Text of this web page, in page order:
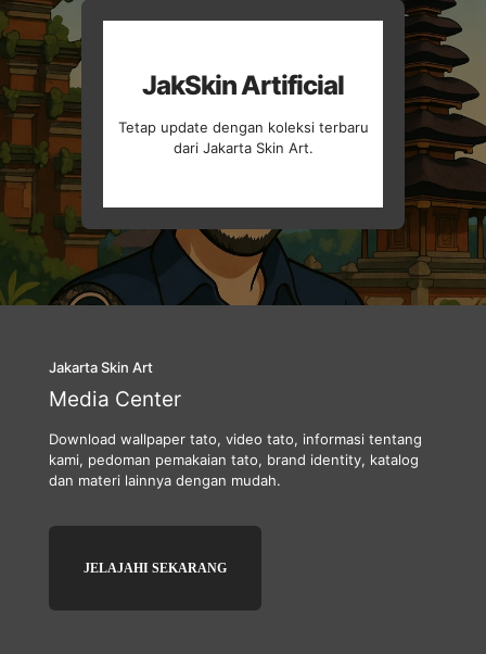
JakSkin Artificial
Tetap update dengan koleksi terbaru
dari Jakarta Skin Art.
Jakarta Skin Art
Media Center
Download wallpaper tato, video tato, informasi tentang
kami, pedoman pemakaian tato, brand identity, katalog
dan materi lainnya dengan mudah.
JELAJAHI SEKARANG